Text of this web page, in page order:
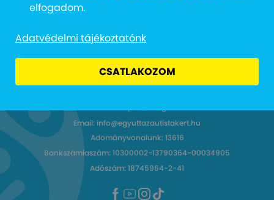
Email: info@egyuttazautistakert.hu
Adományvonalunk: 13616
Bankszámlaszám: 10300002-13790364-00034905
Adószám: 18745964-2-41
elfogadom.
Adatvédelmi tájékoztatónk
CSATLAKOZOM